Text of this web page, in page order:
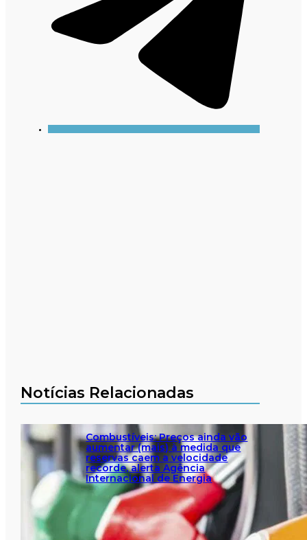
Notícias Relacionadas
Combustíveis: Preços ainda vão
aumentar (mais) à medida que
reservas caem a velocidade
recorde, alerta Agência
Internacional de Energia